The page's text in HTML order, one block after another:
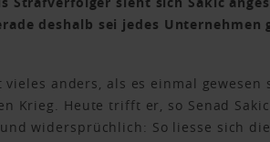
deshalb sei jedes
vieles anders, als es einmal
Krieg. Heute trifft er, so Senad
widersprüchlich: So liesse sich